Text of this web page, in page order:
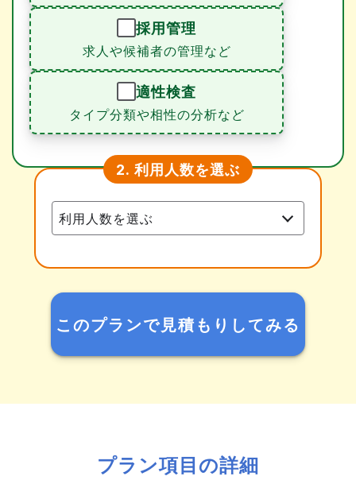
採用管理
求人や候補者の管理など
適性検査
タイプ分類や相性の分析など
2. 利用人数を選ぶ
このプランで見積もりしてみる
プラン項目の詳細